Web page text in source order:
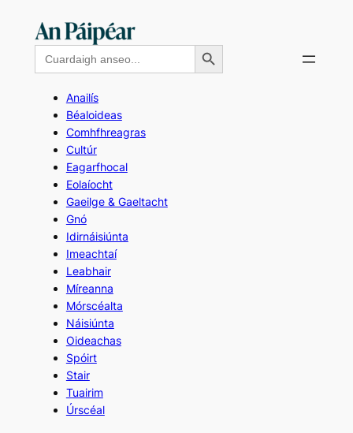
contentSearch
for:
Search Button
Anailís
Béaloideas
Comhfhreagras
Cultúr
Eagarfhocal
Eolaíocht
Gaeilge & Gaeltacht
Gnó
Idirnáisiúnta
Imeachtaí
Leabhair
Míreanna
Mórscéalta
Náisiúnta
Oideachas
Spóirt
Stair
Tuairim
Úrscéal